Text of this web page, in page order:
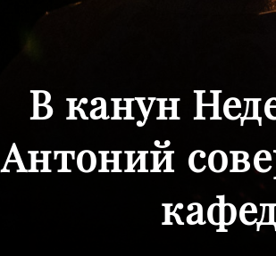
В канун
Антоний